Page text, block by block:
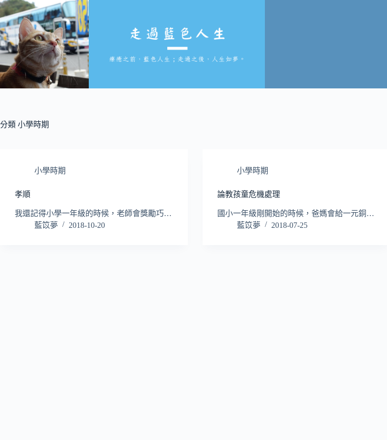
跳
至
主
要
內
容
分類 小學時期
小學時期
孝順
我還記得小學一年級的時候，老師會獎勵巧…
藍笖夢
2018-10-20
小學時期
論教孩童危機處理
國小一年級剛開始的時候，爸媽會給一元銅…
藍笖夢
2018-07-25